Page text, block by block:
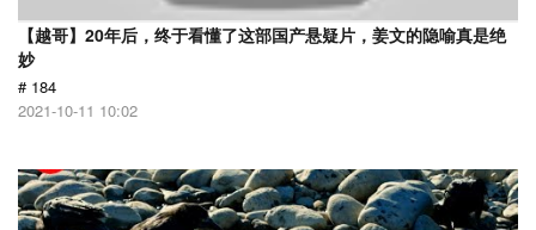
【越哥】20年后，终于看懂了这部国产悬疑片，姜文的隐喻真是绝
妙
# 184
2021-10-11 10:02